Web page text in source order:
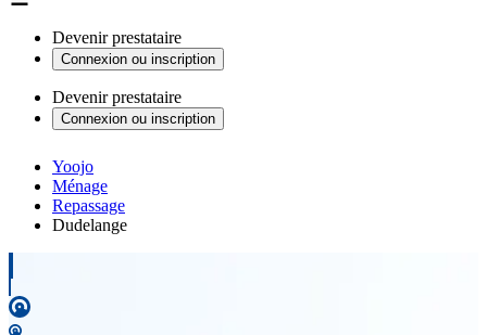
Devenir prestataire
Connexion ou inscription
Devenir prestataire
Connexion ou inscription
Yoojo
Ménage
Repassage
Dudelange